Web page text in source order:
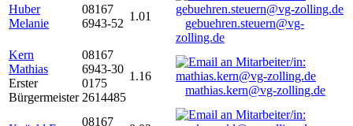
Huber
Melanie
08167
6943-52
1.01
gebuehren.steuern@vg-
zolling.de
Kern
Mathias
Erster
Bürgermeister
08167
6943-30
0175
2614485
1.16
mathias.kern@vg-zolling.de
08167